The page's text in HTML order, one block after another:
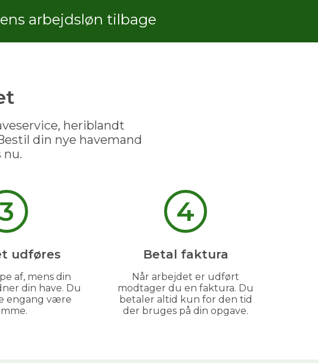
arbejdsløn tilbage
heriblandt
din nye havemand
udføres
af, mens din
din have. Du
engang være
4
Betal faktura
Når arbejdet er udført
modtager du en faktura. Du
betaler altid kun for den tid
der bruges på din opgave.
få